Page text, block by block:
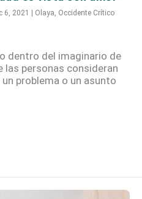
6, 2021 Olaya, Occidente Crítico
dentro del imaginario de
las personas consideran
problema o un asunto